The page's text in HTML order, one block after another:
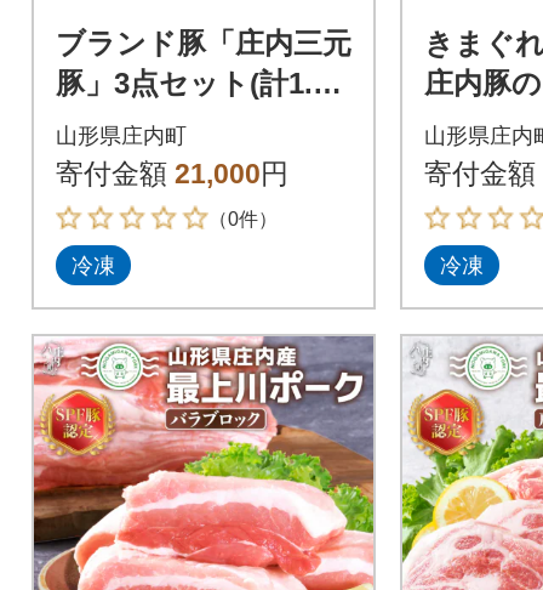
ブランド豚「庄内三元
豚」3点セット(計1.5k
g)
山形県庄内町
寄付金額 21,000円
（0件）
冷凍
きまぐ
庄内豚
ト 惣菜
山形県庄内
寄付金額
冷凍